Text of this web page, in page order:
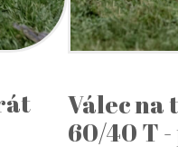
Válec
60/40 T